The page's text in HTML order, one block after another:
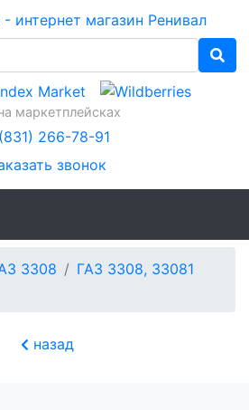
маркетплейсках
266-78-91
звонок
3308
ГАЗ 3308, 33081
назад